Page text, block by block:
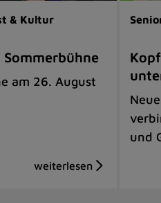
& Kultur
am 26. August
und